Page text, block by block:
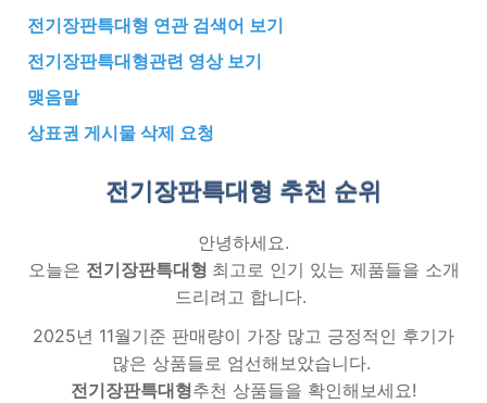
전기장판특대형 연관 검색어 보기
전기장판특대형관련 영상 보기
맺음말
상표권 게시물 삭제 요청
전기장판특대형 추천 순위
안녕하세요.
오늘은 전기장판특대형 최고로 인기 있는 제품들을 소개
드리려고 합니다.
2025년 11월기준 판매량이 가장 많고 긍정적인 후기가
많은 상품들로 엄선해보았습니다.
전기장판특대형추천 상품들을 확인해보세요!